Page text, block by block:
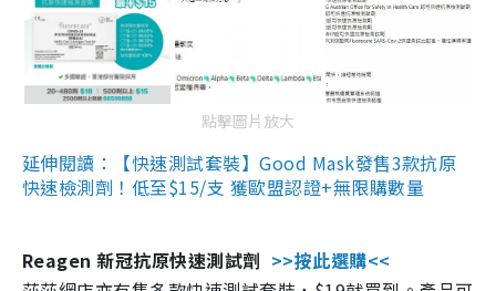
點擊圖片放大
延伸閱讀：【快速測試套裝】Good Mask發售3款抗原
快速檢測劑！低至$15/支 獲歐盟認證+無限購數量
Reagen 新冠抗原快速測試劑 >>按此選購<<